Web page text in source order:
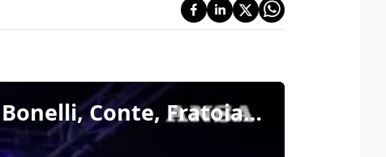
Campo largo, il 'patto della birra' alla festa di AVS con Bonelli, Conte, Fratoianni, Magi e Schlein